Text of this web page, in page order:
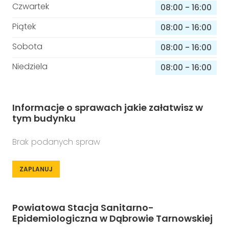
Czwartek
08:00 - 16:00
Piątek
08:00 - 16:00
Sobota
08:00 - 16:00
Niedziela
08:00 - 16:00
Informacje o sprawach jakie załatwisz w
tym budynku
Brak podanych spraw
ZAPLANUJ
Powiatowa Stacja Sanitarno-
Epidemiologiczna w Dąbrowie Tarnowskiej